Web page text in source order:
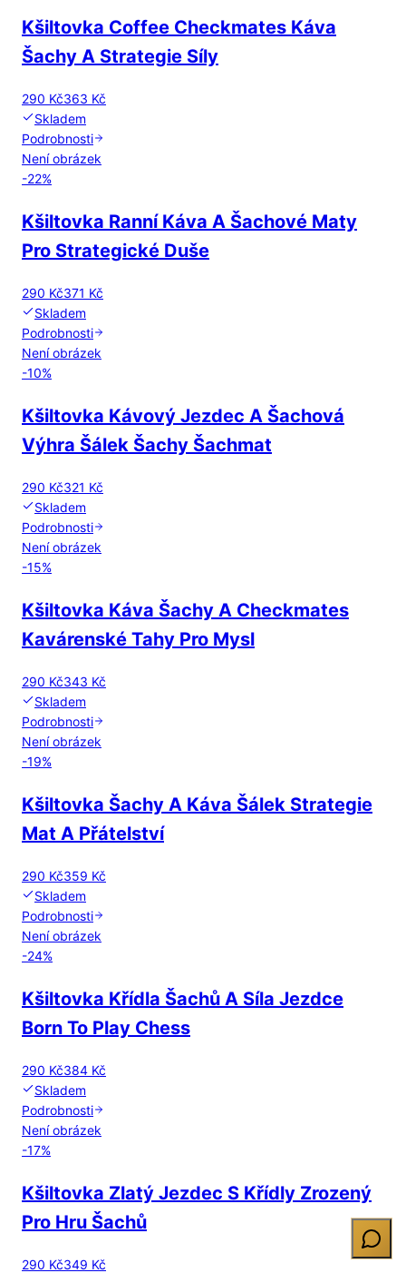
Kšiltovka Coffee Checkmates Káva
Šachy A Strategie Síly
290 Kč363 Kč
Skladem
Podrobnosti
Není obrázek
-22%
Kšiltovka Ranní Káva A Šachové Maty
Pro Strategické Duše
290 Kč371 Kč
Skladem
Podrobnosti
Není obrázek
-10%
Kšiltovka Kávový Jezdec A Šachová
Výhra Šálek Šachy Šachmat
290 Kč321 Kč
Skladem
Podrobnosti
Není obrázek
-15%
Kšiltovka Káva Šachy A Checkmates
Kavárenské Tahy Pro Mysl
290 Kč343 Kč
Skladem
Podrobnosti
Není obrázek
-19%
Kšiltovka Šachy A Káva Šálek Strategie
Mat A Přátelství
290 Kč359 Kč
Skladem
Podrobnosti
Není obrázek
-24%
Kšiltovka Křídla Šachů A Síla Jezdce
Born To Play Chess
290 Kč384 Kč
Skladem
Podrobnosti
Není obrázek
-17%
Kšiltovka Zlatý Jezdec S Křídly Zrozený
Pro Hru Šachů
290 Kč349 Kč